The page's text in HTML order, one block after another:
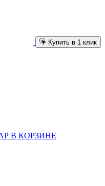
Купить в 1 клик
В КОРЗИНЕ